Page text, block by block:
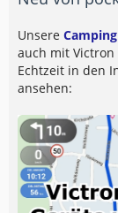
Unsere
auch mit
Echtzeit in den
ansehen: